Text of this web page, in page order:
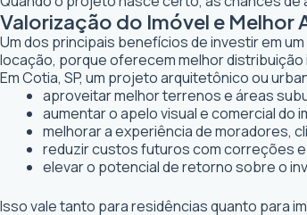
Valorização do Imóvel e
Um dos principais benefícios de investir em
locação, porque oferecem melhor
Em Cotia, SP, um projeto arquitetônico ou
aproveitar melhor terrenos e áreas
aumentar o apelo visual e comercial do
melhorar a experiência de moradores,
reduzir custos futuros com correções
elevar o potencial de retorno sobre o
Isso vale tanto para residências quanto para